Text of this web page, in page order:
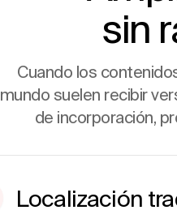
sin
Cuando los
mundo suelen recibir
de incorporación,
Localización